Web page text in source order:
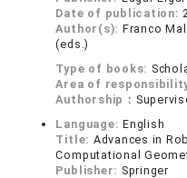
Date of publication:
Author(s): Franco
(eds.)
Type of books:
Area of
Authorship：
Language:English
Title: Advances in
Computational
Publisher: Springer